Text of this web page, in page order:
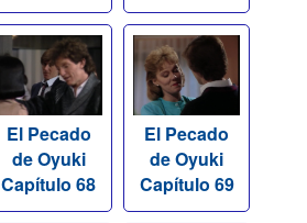
El Pecado
de Oyuki
Capítulo 68
El Pecado
de Oyuki
Capítulo 69